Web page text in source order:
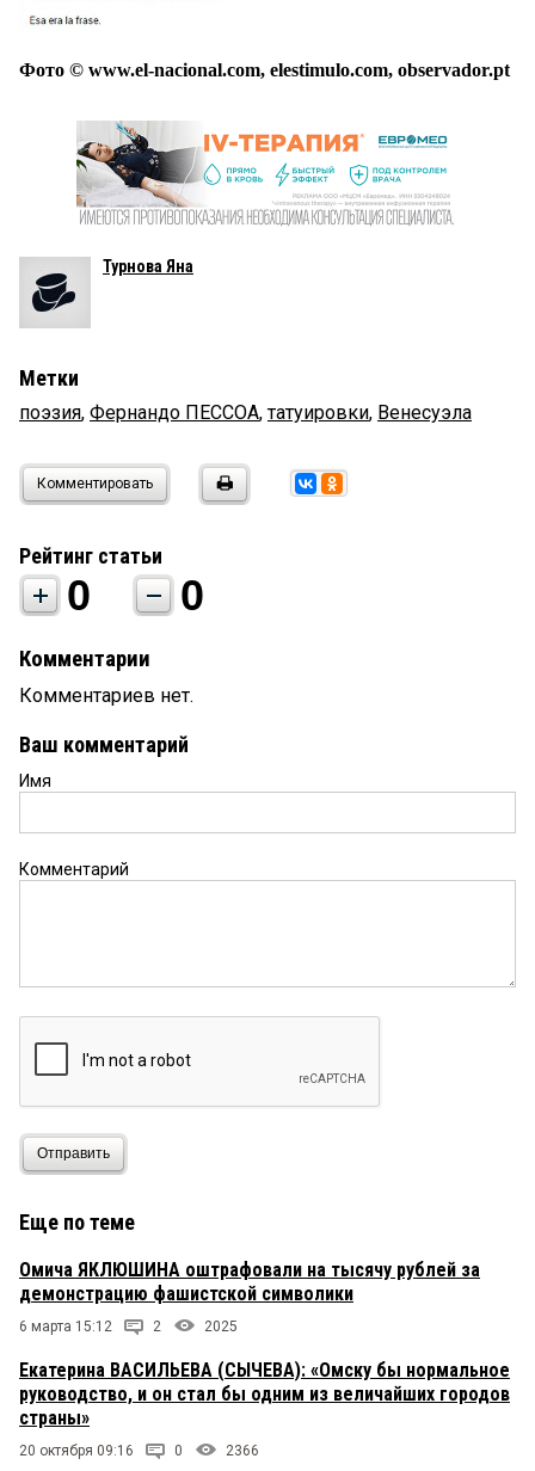
Фото © www.el-nacional.com, elestimulo.com, observador.pt
Турнова Яна
Метки
поэзия, Фернандо ПЕССОА,татуировки, Венесуэла
Комментировать
Рейтинг статьи
0 0
Комментарии
Комментариев нет.
Ваш комментарий
Имя
Комментарий
Отправить
Еще по теме
Омича ЯКЛЮШИНА оштрафовали на тысячу рублей за
демонстрацию фашистской символики
6 марта 15:12 2 2025
Екатерина ВАСИЛЬЕВА (СЫЧЕВА): «Омску бы нормальное
руководство, и он стал бы одним из величайших городов
страны»
20 октября 09:16 0 2366